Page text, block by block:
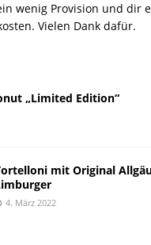
wenig Provision und dir
Vielen Dank dafür.
„Limited Edition“
mit Original
4. März 2022